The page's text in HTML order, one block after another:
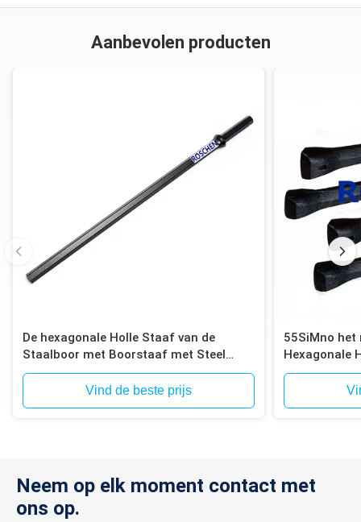
Aanbevolen producten
De hexagonale Holle Staaf van de
Staalboor met Boorstaaf met Steel
108mm voor het Verankeren van het
Vind de beste prijs
55SiMno het
Hexagonale
Staalboor
Diepe
Neem op elk moment contact met
ons op.